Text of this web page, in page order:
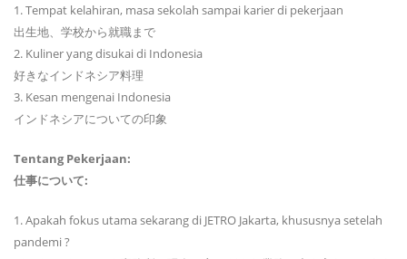
1. Tempat kelahiran, masa sekolah sampai karier di pekerjaan
出生地、学校から就職まで
2. Kuliner yang disukai di Indonesia
好きなインドネシア料理
3. Kesan mengenai Indonesia
インドネシアについての印象
Tentang Pekerjaan:
仕事について:
1. Apakah fokus utama sekarang di JETRO Jakarta, khususnya setelah
pandemi ?